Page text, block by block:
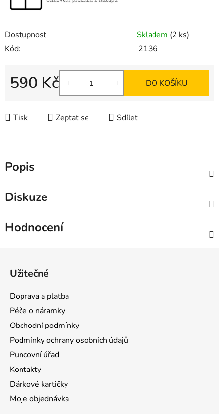
Dostupnost Skladem (2 ks)
Kód:
2136
590 Kč DO KOŠÍKU
Tisk Zeptat se Sdílet
Popis
Diskuze
Hodnocení
Užitečné
Doprava a platba
Péče o náramky
Obchodní podmínky
Podmínky ochrany osobních údajů
Puncovní úřad
Kontakty
Dárkové kartičky
Moje objednávka